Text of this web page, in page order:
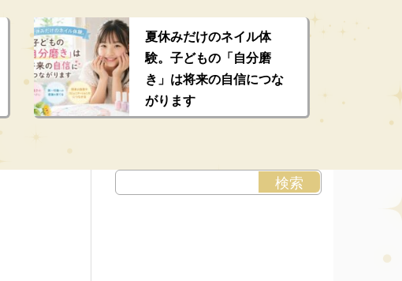
夏休みだけのネイル体
験。子どもの「自分磨
き」は将来の自信につな
がります